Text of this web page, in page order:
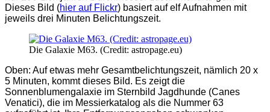
Dieses Bild (hier auf Flickr) basiert auf elf Aufnahmen mit
jeweils drei Minuten Belichtungszeit.
Die Galaxie M63. (Credit: astropage.eu)
Oben: Auf etwas mehr Gesamtbelichtungszeit, nämlich 20 x
5 Minuten, kommt dieses Bild. Es zeigt die
Sonnenblumengalaxie im Sternbild Jagdhunde (Canes
Venatici), die im Messierkatalog als die Nummer 63